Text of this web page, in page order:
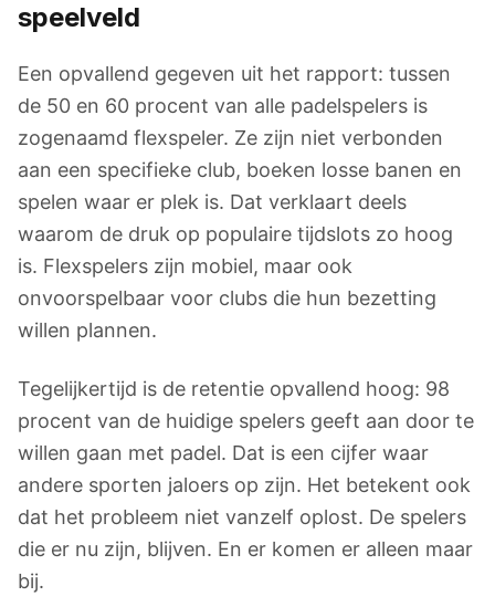
speelveld
Een opvallend gegeven uit het rapport: tussen
de 50 en 60 procent van alle padelspelers is
zogenaamd flexspeler. Ze zijn niet verbonden
aan een specifieke club, boeken losse banen en
spelen waar er plek is. Dat verklaart deels
waarom de druk op populaire tijdslots zo hoog
is. Flexspelers zijn mobiel, maar ook
onvoorspelbaar voor clubs die hun bezetting
willen plannen.
Tegelijkertijd is de retentie opvallend hoog: 98
procent van de huidige spelers geeft aan door te
willen gaan met padel. Dat is een cijfer waar
andere sporten jaloers op zijn. Het betekent ook
dat het probleem niet vanzelf oplost. De spelers
die er nu zijn, blijven. En er komen er alleen maar
bij.